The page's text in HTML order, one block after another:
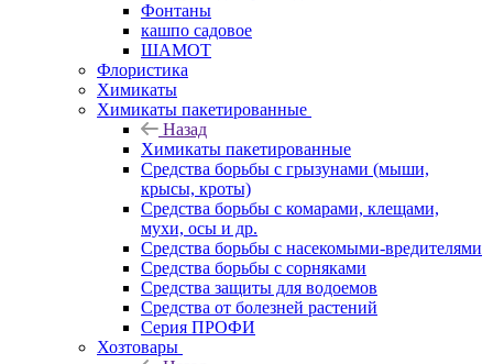
Фонтаны
кашпо садовое
ШАМОТ
Флористика
Химикаты
Химикаты пакетированные
Назад
Химикаты пакетированные
Средства борьбы с грызунами (мыши,
крысы, кроты)
Средства борьбы с комарами, клещами,
мухи, осы и др.
Средства борьбы с насекомыми-вредителями
Средства борьбы с сорняками
Средства защиты для водоемов
Средства от болезней растений
Серия ПРОФИ
Хозтовары